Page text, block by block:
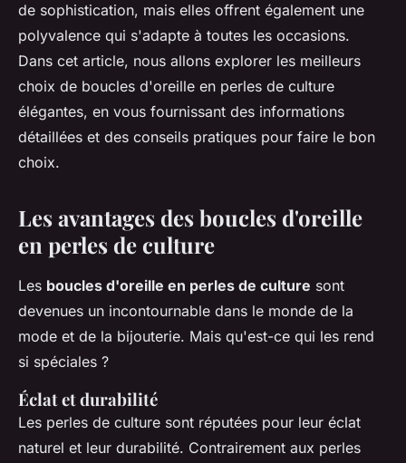
de sophistication, mais elles offrent également une
polyvalence qui s'adapte à toutes les occasions.
Dans cet article, nous allons explorer les meilleurs
choix de boucles d'oreille en perles de culture
élégantes, en vous fournissant des informations
détaillées et des conseils pratiques pour faire le bon
choix.
Les avantages des boucles d'oreille
en perles de culture
Les boucles d'oreille en perles de culture sont
devenues un incontournable dans le monde de la
mode et de la bijouterie. Mais qu'est-ce qui les rend
si spéciales ?
Éclat et durabilité
Les perles de culture sont réputées pour leur éclat
naturel et leur durabilité. Contrairement aux perles